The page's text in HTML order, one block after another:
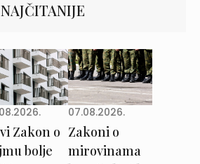
NAJČITANIJE
Zakon o
bolje
07.08.2026.
Zakoni o
mirovinama